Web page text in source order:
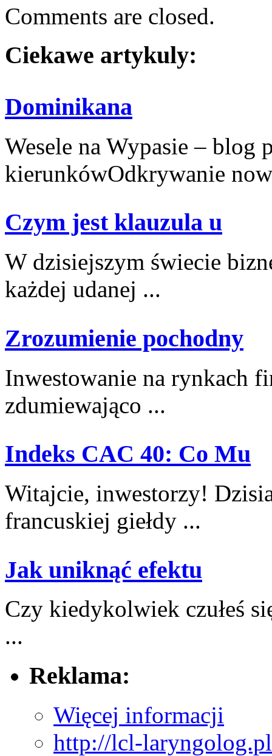
Comments are closed.
Ciekawe artykuly:
Dominikana
Wesele na Wypasie – blog
kierunkówOdkrywanie
Czym jest klauzula u
W dzisiejszym świecie
każdej udanej ...
Zrozumienie pochodny
Inwestowanie na rynkach
zdumiewająco ...
Indeks CAC 40: Co Mu
Witajcie, inwestorzy!
⁤francuskiej giełdy ...
Jak uniknąć efektu
Czy kiedykolwiek czułeś
...
Reklama:
Więcej informacji
http://lcl-laryngolog.pl